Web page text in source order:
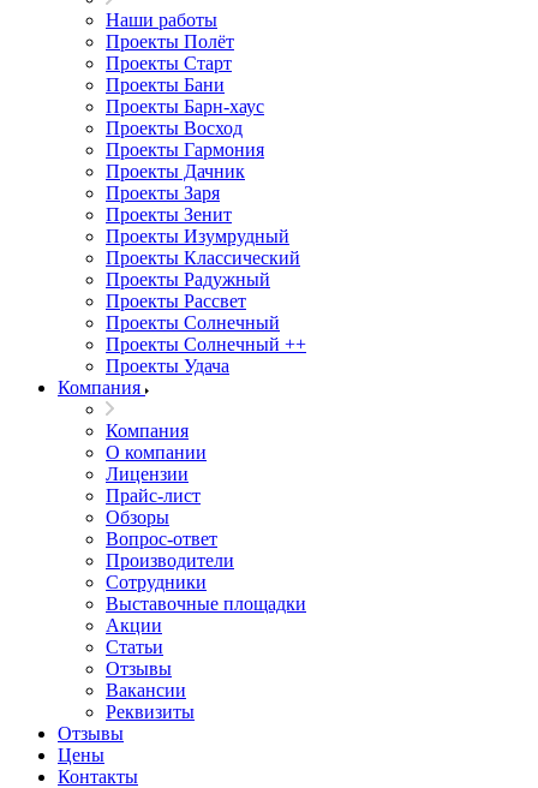
Наши работы
Проекты Полёт
Проекты Старт
Проекты Бани
Проекты Барн-хаус
Проекты Восход
Проекты Гармония
Проекты Дачник
Проекты Заря
Проекты Зенит
Проекты Изумрудный
Проекты Классический
Проекты Радужный
Проекты Рассвет
Проекты Солнечный
Проекты Солнечный ++
Проекты Удача
Компания
Компания
О компании
Лицензии
Прайс-лист
Обзоры
Вопрос-ответ
Производители
Сотрудники
Выставочные площадки
Акции
Статьи
Отзывы
Вакансии
Реквизиты
Отзывы
Цены
Контакты